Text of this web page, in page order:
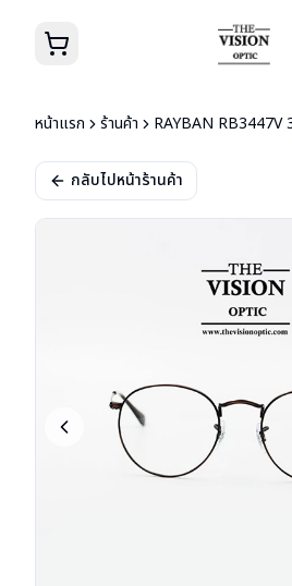
หน้าแรก ร้านค้า RAYBAN RB3447V
กลับไปหน้าร้านค้า